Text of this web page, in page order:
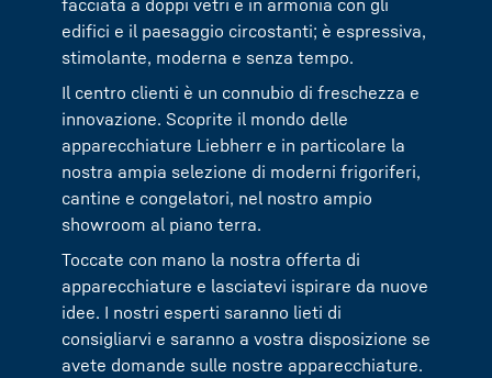
edifici e il paesaggio circostanti; è espressiva,
stimolante, moderna e senza tempo.
Il centro clienti è un connubio di freschezza e
innovazione. Scoprite il mondo delle
apparecchiature Liebherr e in particolare la
nostra ampia selezione di moderni frigoriferi,
cantine e congelatori, nel nostro ampio
showroom al piano terra.
Toccate con mano la nostra offerta di
apparecchiature e lasciatevi ispirare da nuove
idee. I nostri esperti saranno lieti di
consigliarvi e saranno a vostra disposizione se
avete domande sulle nostre apparecchiature.